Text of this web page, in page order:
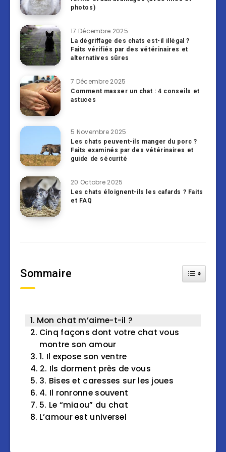
photos)
17 Décembre 2025
La dégriffage des chats est-il illégal ?
Faits vérifiés par des vétérinaires et
alternatives sûres
7 Décembre 2025
Comment masser un chat : 4 conseils et
astuces
5 Novembre 2025
Les chats peuvent-ils manger du porc ?
Faits examinés par des vétérinaires et
guide de sécurité
20 Octobre 2025
Les chats éloignent-ils les cafards ? Faits
et FAQ
Sommaire Toggle
Mon chat m’aime-t-il ?
Cinq façons dont votre chat vous
montre son amour
1. Il expose son ventre
2. Ils dorment près de vous
3. Bises et caresses sur les joues
4. Il ronronne souvent
5. Le “miaou” du chat
L’amour est universel